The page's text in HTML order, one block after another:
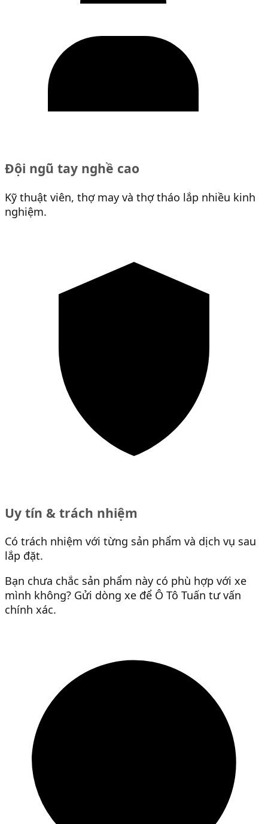
Đội ngũ tay nghề cao
Kỹ thuật viên, thợ may và thợ tháo lắp nhiều kinh
nghiệm.
Uy tín & trách nhiệm
Có trách nhiệm với từng sản phẩm và dịch vụ sau
lắp đặt.
Bạn chưa chắc sản phẩm này có phù hợp với xe
mình không? Gửi dòng xe để Ô Tô Tuấn tư vấn
chính xác.